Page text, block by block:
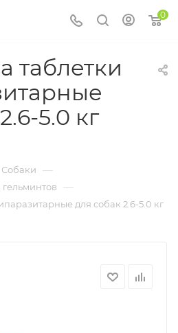
0
таблетки
5.0 кг
Собаки —
—
для собак 2.6-5.0 кг